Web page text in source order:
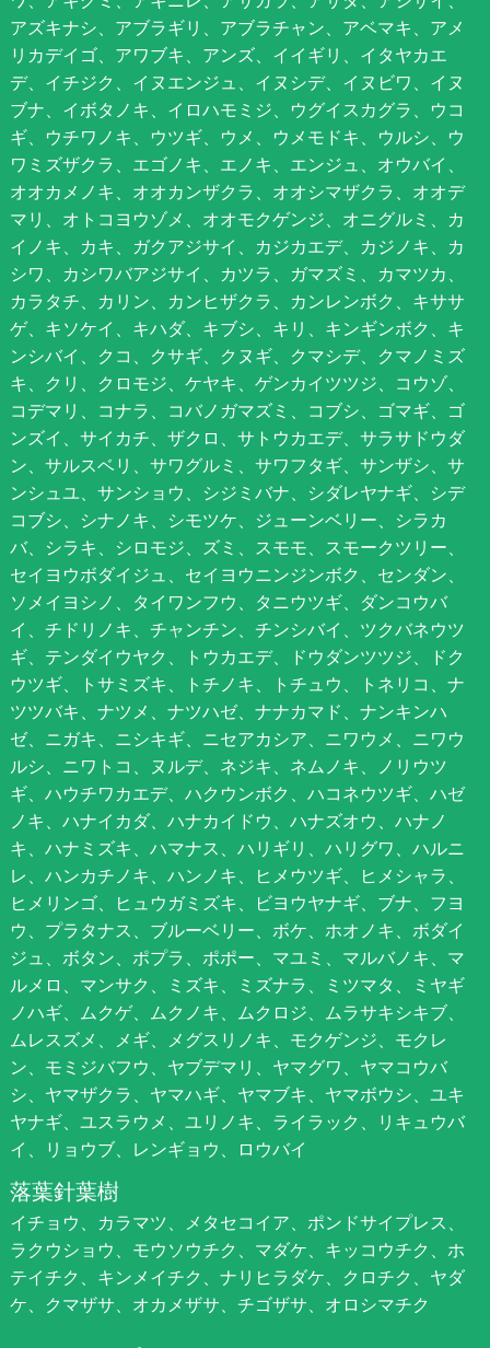
アズキナシ、アブラギリ、アブラチャン、アベマキ、アメ
リカデイゴ、アワブキ、アンズ、イイギリ、イタヤカエ
デ、イチジク、イヌエンジュ、イヌシデ、イヌビワ、イヌ
ブナ、イボタノキ、イロハモミジ、ウグイスカグラ、ウコ
ギ、ウチワノキ、ウツギ、ウメ、ウメモドキ、ウルシ、ウ
ワミズザクラ、エゴノキ、エノキ、エンジュ、オウバイ、
オオカメノキ、オオカンザクラ、オオシマザクラ、オオデ
マリ、オトコヨウゾメ、オオモクゲンジ、オニグルミ、カ
イノキ、カキ、ガクアジサイ、カジカエデ、カジノキ、カ
シワ、カシワバアジサイ、カツラ、ガマズミ、カマツカ、
カラタチ、カリン、カンヒザクラ、カンレンボク、キササ
ゲ、キソケイ、キハダ、キブシ、キリ、キンギンボク、キ
ンシバイ、クコ、クサギ、クヌギ、クマシデ、クマノミズ
キ、クリ、クロモジ、ケヤキ、ゲンカイツツジ、コウゾ、
コデマリ、コナラ、コバノガマズミ、コブシ、ゴマギ、ゴ
ンズイ、サイカチ、ザクロ、サトウカエデ、サラサドウダ
ン、サルスベリ、サワグルミ、サワフタギ、サンザシ、サ
ンシュユ、サンショウ、シジミバナ、シダレヤナギ、シデ
コブシ、シナノキ、シモツケ、ジューンベリー、シラカ
バ、シラキ、シロモジ、ズミ、スモモ、スモークツリー、
セイヨウボダイジュ、セイヨウニンジンボク、センダン、
ソメイヨシノ、タイワンフウ、タニウツギ、ダンコウバ
イ、チドリノキ、チャンチン、チンシバイ、ツクバネウツ
ギ、テンダイウヤク、トウカエデ、ドウダンツツジ、ドク
ウツギ、トサミズキ、トチノキ、トチュウ、トネリコ、ナ
ツツバキ、ナツメ、ナツハゼ、ナナカマド、ナンキンハ
ゼ、ニガキ、ニシキギ、ニセアカシア、ニワウメ、ニワウ
ルシ、ニワトコ、ヌルデ、ネジキ、ネムノキ、ノリウツ
ギ、ハウチワカエデ、ハクウンボク、ハコネウツギ、ハゼ
ノキ、ハナイカダ、ハナカイドウ、ハナズオウ、ハナノ
キ、ハナミズキ、ハマナス、ハリギリ、ハリグワ、ハルニ
レ、ハンカチノキ、ハンノキ、ヒメウツギ、ヒメシャラ、
ヒメリンゴ、ヒュウガミズキ、ビヨウヤナギ、ブナ、フヨ
ウ、プラタナス、ブルーベリー、ボケ、ホオノキ、ボダイ
ジュ、ボタン、ポプラ、ポポー、マユミ、マルバノキ、マ
ルメロ、マンサク、ミズキ、ミズナラ、ミツマタ、ミヤギ
ノハギ、ムクゲ、ムクノキ、ムクロジ、ムラサキシキブ、
ムレスズメ、メギ、メグスリノキ、モクゲンジ、モクレ
ン、モミジバフウ、ヤブデマリ、ヤマグワ、ヤマコウバ
シ、ヤマザクラ、ヤマハギ、ヤマブキ、ヤマボウシ、ユキ
ヤナギ、ユスラウメ、ユリノキ、ライラック、リキュウバ
イ、リョウブ、レンギョウ、ロウバイ
落葉針葉樹
イチョウ、カラマツ、メタセコイア、ポンドサイプレス、
ラクウショウ、モウソウチク、マダケ、キッコウチク、ホ
テイチク、キンメイチク、ナリヒラダケ、クロチク、ヤダ
ケ、クマザサ、オカメザサ、チゴザサ、オロシマチク